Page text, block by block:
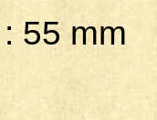
55 mm